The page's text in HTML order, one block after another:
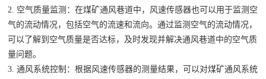
2. 空气质量监测：在煤矿通风巷道中，风速传感器也可以用于监测空
气的流动情况，包括空气的流速和流向。通过监测空气的流动情况，
可以了解到空气质量是否达标，及时发现并解决通风巷道中的空气质
量问题。
3. 通风系统控制：根据风速传感器的测量结果，可以对煤矿通风系统